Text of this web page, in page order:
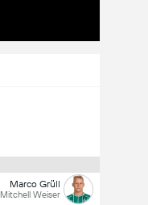
Marco Grüll
Mitchell Weiser